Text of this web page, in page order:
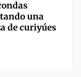
una
de curiyúes